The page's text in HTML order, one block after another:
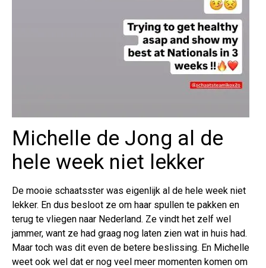
Michelle de Jong al de
hele week niet lekker
De mooie schaatsster was eigenlijk al de hele week niet
lekker. En dus besloot ze om haar spullen te pakken en
terug te vliegen naar Nederland. Ze vindt het zelf wel
jammer, want ze had graag nog laten zien wat in huis had.
Maar toch was dit even de betere beslissing. En Michelle
weet ook wel dat er nog veel meer momenten komen om